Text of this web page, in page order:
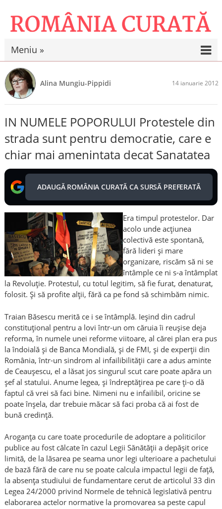
Meniu »
Alina Mungiu-Pippidi 14 ianuarie 2012
IN NUMELE POPORULUI Protestele din
strada sunt pentru democratie, care e
chiar mai amenintata decat Sanatatea
ADAUGĂ ROMÂNIA CURATĂ CA SURSĂ PREFERATĂ
Era timpul protestelor. Dar
acolo unde acțiunea
colectivă este spontană,
fără lideri și mare
organizare, riscăm să ni se
întâmple ce ni s-a întâmplat
la Revoluție. Protestul, cu totul legitim, să fie furat, denaturat,
folosit. Și să profite alții, fără ca pe fond să schimbăm nimic.
Traian Băsescu merită ce i se întâmplă. Ieșind din cadrul
constituțional pentru a lovi într-un om căruia îi reușise deja
reforma, în numele unei reforme viitoare, al cărei plan era pus
la îndoială și de Banca Mondială, și de FMI, și de experții din
România, într-un sindrom al infailibilității care a adus aminte
de Ceaușescu, el a lăsat jos singurul scut care poate apăra un
șef al statului. Anume legea, și îndreptățirea pe care ți-o dă
faptul că vrei să faci bine. Nimeni nu e infailibil, oricine se
poate înșela, dar trebuie măcar să faci proba că ai fost de
bună credință.
Aroganța cu care toate procedurile de adoptare a politicilor
publice au fost călcate în cazul Legii Sănătății a depășit orice
limită, de la lăsarea pe seama unor legi ulterioare a pachetului
de bază fără de care nu se poate calcula impactul legii de față,
la absența studiului de fundamentare cerut de articolul 33 din
Legea 24/2000 privind Normele de tehnică legislativă pentru
elaborarea actelor normative la promovarea sa peste capul